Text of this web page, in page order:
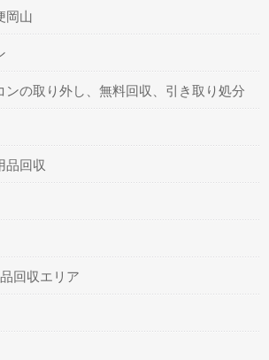
岡山
ンの取り外し、無料回収、引き取り処分
品回収
回収エリア